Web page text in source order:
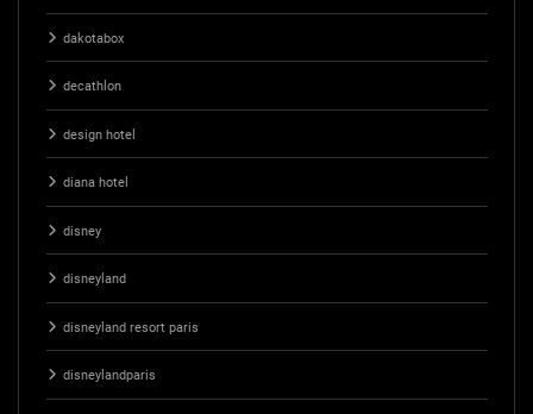
dakotabox
decathlon
design hotel
diana hotel
disney
disneyland
disneyland resort paris
disneylandparis